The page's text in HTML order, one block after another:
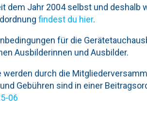
dem Jahr 2004 selbst und deshalb
findest du hier.
für die
Ausbilderinnen und Ausbilder.
durch die
Gebühren sind in einer
06